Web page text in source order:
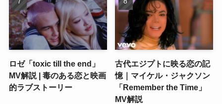
ロゼ「toxic till the end」
MV解説 | 毒のある恋と映画
的ラブストーリー
古代エジプトに映る恋の記
憶｜マイケル・ジャクソン
「Remember the Time」
MV解説